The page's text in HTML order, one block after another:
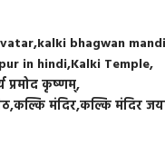
kalki bhagwan
in hindi Kalki Temple
प्रमोद कृष्‍णम्
कल्कि मंदिरकल्कि मंदिर